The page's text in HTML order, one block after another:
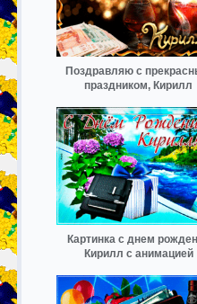
Поздравляю с
праздником, Кирилл
Картинка с днем
Кирилл с анимацией